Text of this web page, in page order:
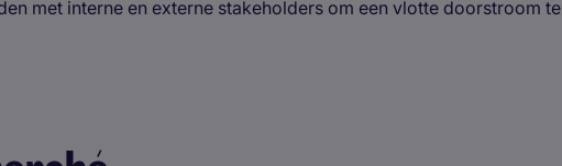
met interne en externe stakeholders om een vlotte doorstroom te